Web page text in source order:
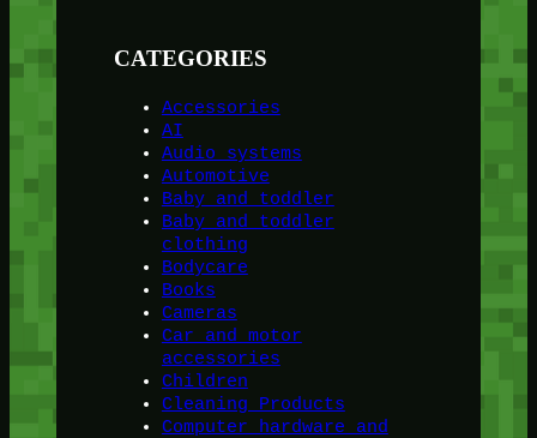
CATEGORIES
Accessories
AI
Audio systems
Automotive
Baby and toddler
Baby and toddler
clothing
Bodycare
Books
Cameras
Car and motor
accessories
Children
Cleaning Products
Computer hardware and